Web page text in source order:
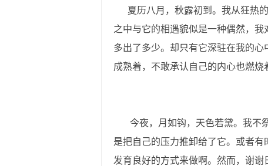
夏历八月，秋露初到。我从狂热的
之中与它的相遇貌似是一种偶然，
多出了多少。却只有它深驻在我的
成熟着，不敢承认自己的内心也燃烧
今夜，月如钩，天色若黛。我不祭
是把自己的压力推卸给了它。或者
发育良好的方式来做啊。然而，谢